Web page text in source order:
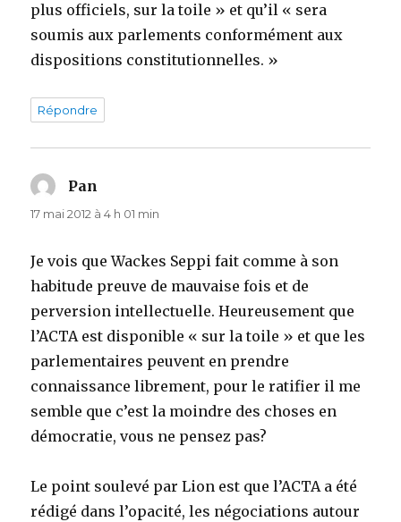
plus officiels, sur la toile » et qu’il « sera
soumis aux parlements conformément aux
dispositions constitutionnelles. »
Répondre
Pan
17 mai 2012 à 4 h 01 min
Je vois que Wackes Seppi fait comme à son
habitude preuve de mauvaise fois et de
perversion intellectuelle. Heureusement que
l’ACTA est disponible « sur la toile » et que les
parlementaires peuvent en prendre
connaissance librement, pour le ratifier il me
semble que c’est la moindre des choses en
démocratie, vous ne pensez pas?
Le point soulevé par Lion est que l’ACTA a été
rédigé dans l’opacité, les négociations autour